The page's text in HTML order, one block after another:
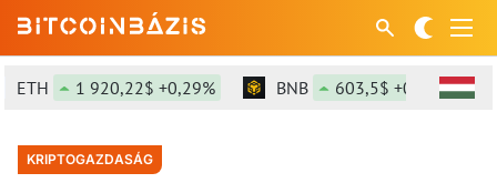
1 920,22$ +0,29% BNB 603,5$ +0,39%
KRIPTOGAZDASÁG